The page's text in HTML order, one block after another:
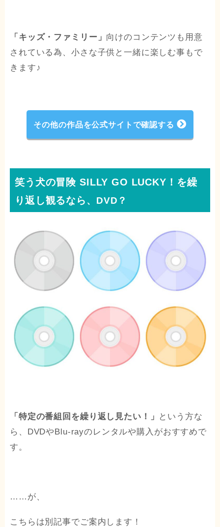
「キッズ・ファミリー」 向けのコンテンツも用意
されている為、小さな子供と一緒に楽しむ事もで
きます♪
その他の作品を公式サイトで確認する
笑う犬の冒険 SILLY GO LUCKY！を繰
り返し観るなら 、DVD？
「特定の番組回を繰り返し見たい！」
という方な
ら、DVDやBlu-rayのレンタルや購入がおすすめで
す。
……が、
こちらは別記事でご案内します！